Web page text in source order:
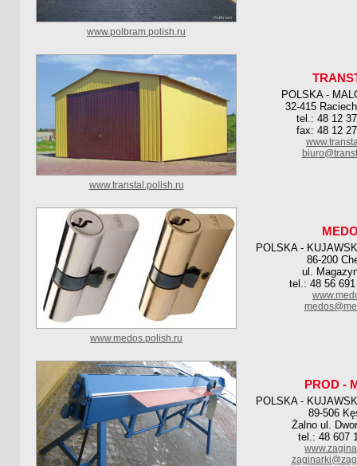
www.polbram.polish.ru
POLSKA -
32-415
tel.: 48 12
fax: 48 12
www.transtal.polish.ru
POLSKA -
86-200
ul.
tel.: 48 56
www.medos.polish.ru
PROD -
POLSKA -
89-506
Żalno ul.
tel.: 48 607